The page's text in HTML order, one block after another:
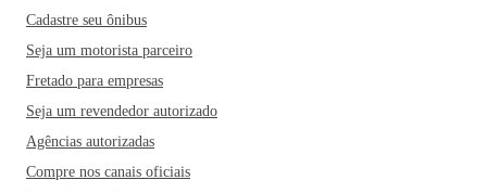
Cadastre seu ônibus
Seja um motorista parceiro
Fretado para empresas
Seja um revendedor autorizado
Agências autorizadas
Compre nos canais oficiais